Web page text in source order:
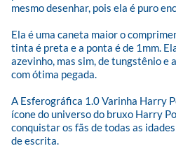
mesmo desenhar, pois ela é puro
Ela é uma caneta maior o
tinta é preta e a ponta é de 1mm.
azevinho, mas sim, de tungstênio e
com ótima pegada.
A Esferográfica 1.0 Varinha Harry
ícone do universo do bruxo Harry
conquistar os fãs de todas as
de escrita.